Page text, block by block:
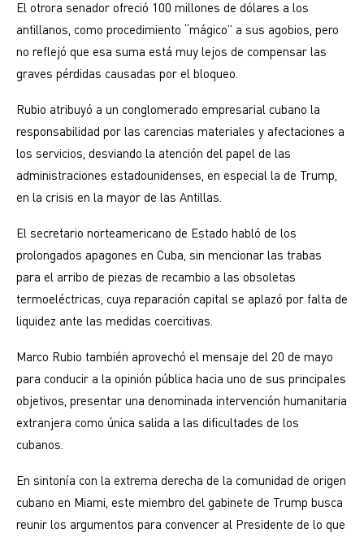
El otrora senador ofreció 100 millones de dólares a los
antillanos, como procedimiento “mágico” a sus agobios, pero
no reflejó que esa suma está muy lejos de compensar las
graves pérdidas causadas por el bloqueo.
Rubio atribuyó a un conglomerado empresarial cubano la
responsabilidad por las carencias materiales y afectaciones a
los servicios, desviando la atención del papel de las
administraciones estadounidenses, en especial la de Trump,
en la crisis en la mayor de las Antillas.
El secretario norteamericano de Estado habló de los
prolongados apagones en Cuba, sin mencionar las trabas
para el arribo de piezas de recambio a las obsoletas
termoeléctricas, cuya reparación capital se aplazó por falta de
liquidez ante las medidas coercitivas.
Marco Rubio también aprovechó el mensaje del 20 de mayo
para conducir a la opinión pública hacia uno de sus principales
objetivos, presentar una denominada intervención humanitaria
extranjera como única salida a las dificultades de los
cubanos.
En sintonía con la extrema derecha de la comunidad de origen
cubano en Miami, este miembro del gabinete de Trump busca
reunir los argumentos para convencer al Presidente de lo que